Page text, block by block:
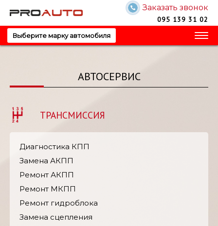
Заказать звонок
095 139 31 02
Выберите марку автомобиля
АВТОСЕРВИС
ТРАНСМИССИЯ
Диагностика КПП
Замена АКПП
Ремонт АКПП
Ремонт МКПП
Ремонт гидроблока
Замена сцепления
Перезвоните мне!
Отправить
Запись на обслуживание!
Ваше имя
Ваш вопрос?
Отправить
Запись на обслуживание!
Ваше имя
Ваш вопрос?
Отправить